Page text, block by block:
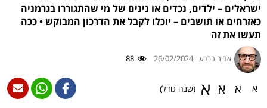
ישראלים – ילדים, נכדים או נינים של מי שהתגוררו בגרמניה
כאזרחים או תושבים – יוכלו לקבל את הדרכון המבוקש • ככה
תעשו את זה
אביב ברנע |26/02/2024
88
א א א א (שנה גודל)